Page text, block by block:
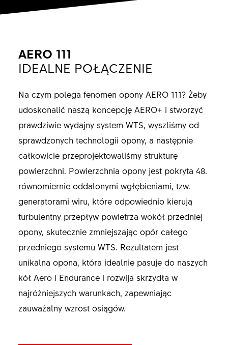
AERO 111
IDEALNE POŁĄCZENIE
Na czym polega fenomen opony AERO 111? Żeby
udoskonalić naszą koncepcję AERO+ i stworzyć
prawdziwie wydajny system WTS, wyszliśmy od
sprawdzonych technologii opony, a następnie
całkowicie przeprojektowaliśmy strukturę
powierzchni. Powierzchnia opony jest pokryta 48.
równomiernie oddalonymi wgłębieniami, tzw.
generatorami wiru, które odpowiednio kierują
turbulentny przepływ powietrza wokół przedniej
opony, skutecznie zmniejszając opór całego
przedniego systemu WTS. Rezultatem jest
unikalna opona, która idealnie pasuje do naszych
kół Aero i Endurance i rozwija skrzydła w
najróżniejszych warunkach, zapewniając
zauważalny wzrost osiągów.